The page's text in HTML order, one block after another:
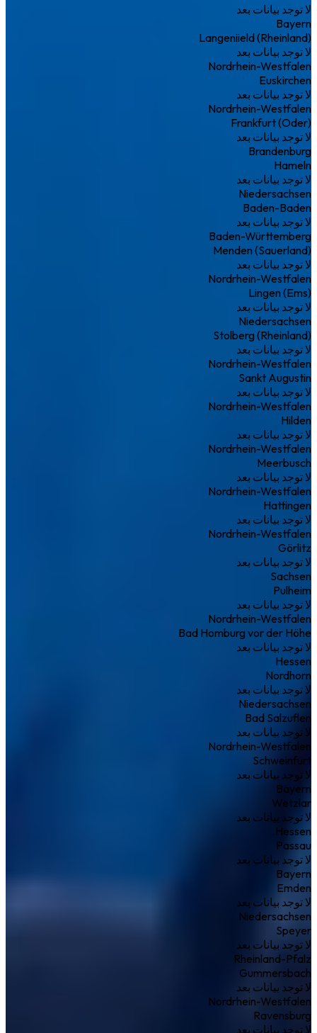
لا توجد بيانات بعد
Bayern
Langeniield (Rheinland)
لا توجد بيانات بعد
Nordrhein-Westfalen
Euskirchen
لا توجد بيانات بعد
Nordrhein-Westfalen
Frankfurt (Oder)
لا توجد بيانات بعد
Brandenburg
Hameln
لا توجد بيانات بعد
Niedersachsen
Baden-Baden
لا توجد بيانات بعد
Baden-Württemberg
Menden (Sauerland)
لا توجد بيانات بعد
Nordrhein-Westfalen
Lingen (Ems)
لا توجد بيانات بعد
Niedersachsen
Stolberg (Rheinland)
لا توجد بيانات بعد
Nordrhein-Westfalen
Sankt Augustin
لا توجد بيانات بعد
Nordrhein-Westfalen
Hilden
لا توجد بيانات بعد
Nordrhein-Westfalen
Meerbusch
لا توجد بيانات بعد
Nordrhein-Westfalen
Hattingen
لا توجد بيانات بعد
Nordrhein-Westfalen
Görlitz
لا توجد بيانات بعد
Sachsen
Pulheim
لا توجد بيانات بعد
Nordrhein-Westfalen
Bad Homburg vor der Höhe
لا توجد بيانات بعد
Hessen
Nordhorn
لا توجد بيانات بعد
Niedersachsen
Bad Salzuflen
لا توجد بيانات بعد
Nordrhein-Westfalen
Schweinfurt
لا توجد بيانات بعد
Bayern
Wetzlar
لا توجد بيانات بعد
Hessen
Passau
لا توجد بيانات بعد
Bayern
Emden
لا توجد بيانات بعد
Niedersachsen
Speyer
لا توجد بيانات بعد
Rheinland-Pfalz
Gummersbach
لا توجد بيانات بعد
Nordrhein-Westfalen
Ravensburg
لا توجد بيانات بعد